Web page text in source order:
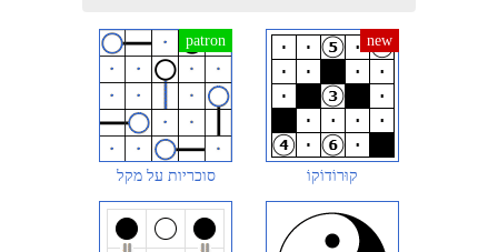
סוכריות על מקל קוּרוֹדוֹקוֹ